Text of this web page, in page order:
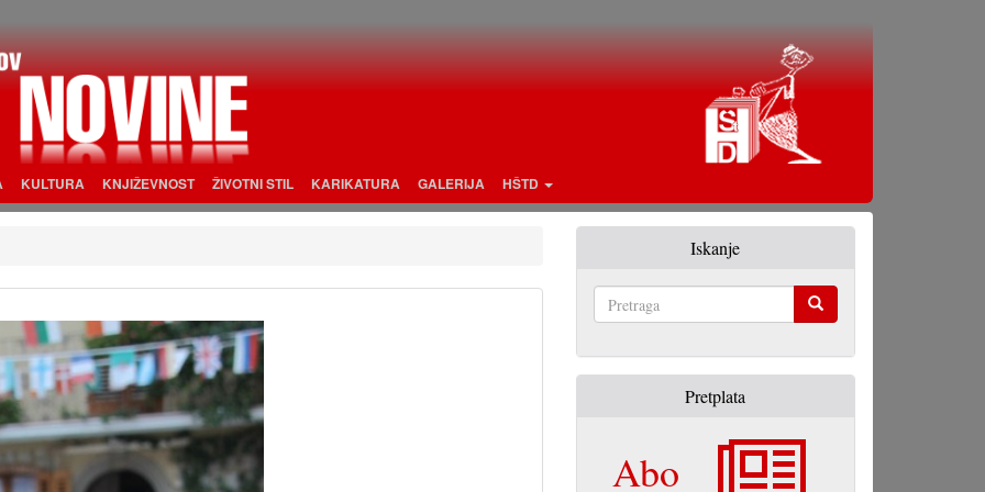
KULTURA KNJIŽEVNOST ŽIVOTNI STIL KARIKATURA GALERIJA HŠTD
Iskanje
Pretplata
Abo